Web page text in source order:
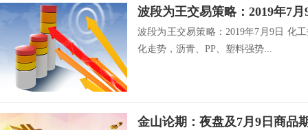
波段为王交易策略：2019年7月
波段为王交易策略：2019年7月9日 化
化走势，沥青、PP、塑料强势...
金山论期：夜盘及7月9日商品